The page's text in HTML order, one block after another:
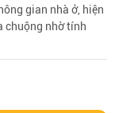
gian nhà ở, hiện
chuộng nhờ tính